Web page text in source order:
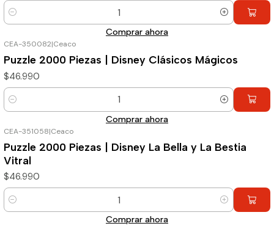
Cantidad
Comprar ahora
CEA-350082|Ceaco
Puzzle 2000 Piezas | Disney Clásicos Mágicos
$46.990
Cantidad
Comprar ahora
CEA-351058|Ceaco
Puzzle 2000 Piezas | Disney La Bella y La Bestia
Vitral
$46.990
Cantidad
Comprar ahora